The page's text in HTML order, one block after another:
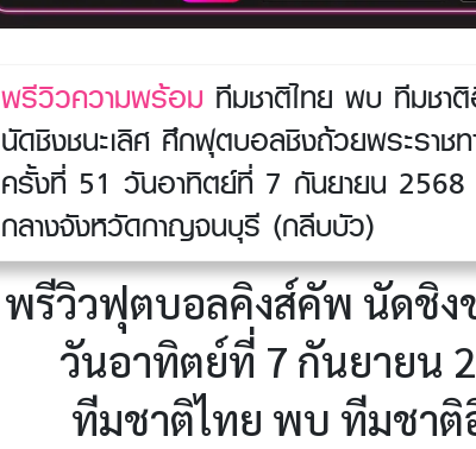
พรีวิวความพร้อม ทีมชาติไทย พบ ทีมชา
นัดชิงชนะเลิศ ศึกฟุตบอลชิงถ้วยพระราช
ครั้งที่ 51 วันอาทิตย์ที่ 7 กันยายน 2568
กลางจังหวัดกาญจนบุรี (กลีบบัว)
พรีวิวฟุตบอลคิงส์คัพ นัดชิง
วันอาทิตย์ที่ 7 กันยายน
ทีมชาติไทย พบ ทีมชาติ